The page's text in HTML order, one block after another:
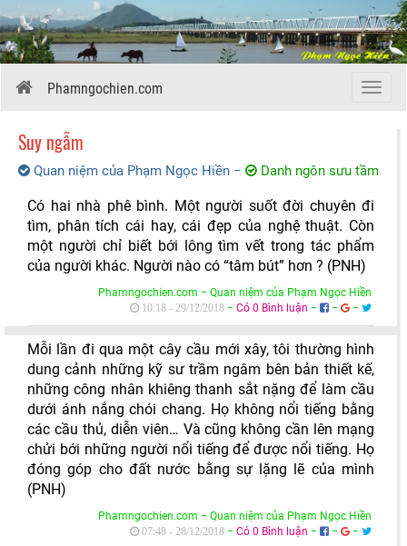
Menu
Phamngochien.com
Suy ngẫm
Quan niệm của Phạm Ngọc Hiền − Danh ngôn sưu tầm
Có hai nhà phê bình. Một người suốt đời chuyên đi
tìm, phân tích cái hay, cái đẹp của nghệ thuật. Còn
một người chỉ biết bới lông tìm vết trong tác phẩm
của người khác. Người nào có “tâm bút” hơn ? (PNH)
Phamngochien.com − Quan niệm của Phạm Ngọc Hiền
10:18 - 29/12/2018 − Có 0 Bình luận − − −
Mỗi lần đi qua một cây cầu mới xây, tôi thường hình
dung cảnh những kỹ sư trầm ngâm bên bản thiết kế,
những công nhân khiêng thanh sắt nặng để làm cầu
dưới ánh nắng chói chang. Họ không nổi tiếng bằng
các cầu thủ, diễn viên… Và cũng không cần lên mạng
chửi bới những người nổi tiếng để được nổi tiếng. Họ
đóng góp cho đất nước bằng sự lặng lẽ của mình
(PNH)
Phamngochien.com − Quan niệm của Phạm Ngọc Hiền
07:48 - 28/12/2018 − Có 0 Bình luận − − −